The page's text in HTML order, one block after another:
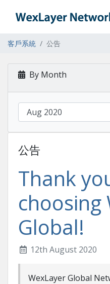
客戶系統 公告
By Month
公告
Thank
choosing
Global!
12th August 2020
WexLayer Global